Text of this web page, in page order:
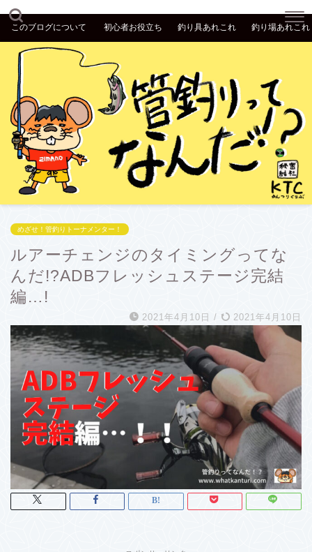
このブログについて 初心者お役立ち 釣り具あれこれ 釣り場あれこれ
めざせ！管釣りトーナメンター！
ルアーチェンジのタイミングってな
んだ!?ADBフレッシュステージ完結
編…!
2021年4月10日 / 2021年4月10日